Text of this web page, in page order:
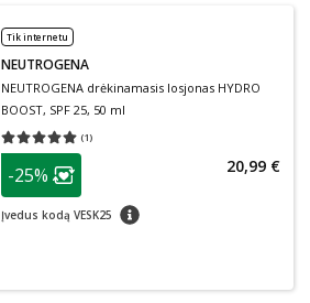
Tik internetu
NEUTROGENA
NEUTROGENA drėkinamasis losjonas HYDRO
BOOST, SPF 25, 50 ml
(1)
Vidutinis įvertinimas 5.00
patarimas
Lojalumo klubo narių nuolaida
-25%
Įvedus kodą VESK25 patarimas
20,99 €